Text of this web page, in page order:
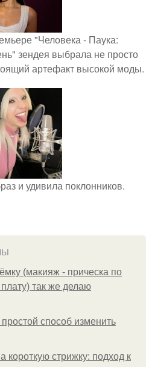
"Человека - Паука:
зендея выбрала не просто
артефакт высокой моды.
и удивила поклонников.
(макияж - прическа по
так же делаю
способ изменить
короткую стрижку: подход к